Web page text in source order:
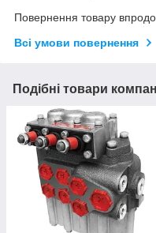
Повернення товару
Всі умови повернення
Подібні товари